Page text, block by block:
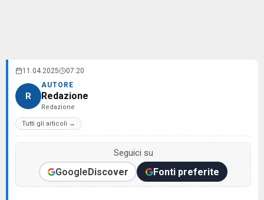
11.04.2025 07:20
R
AUTORE
Redazione
Redazione
Tutti gli articoli →
Seguici su
GoogleDiscover Fonti preferite